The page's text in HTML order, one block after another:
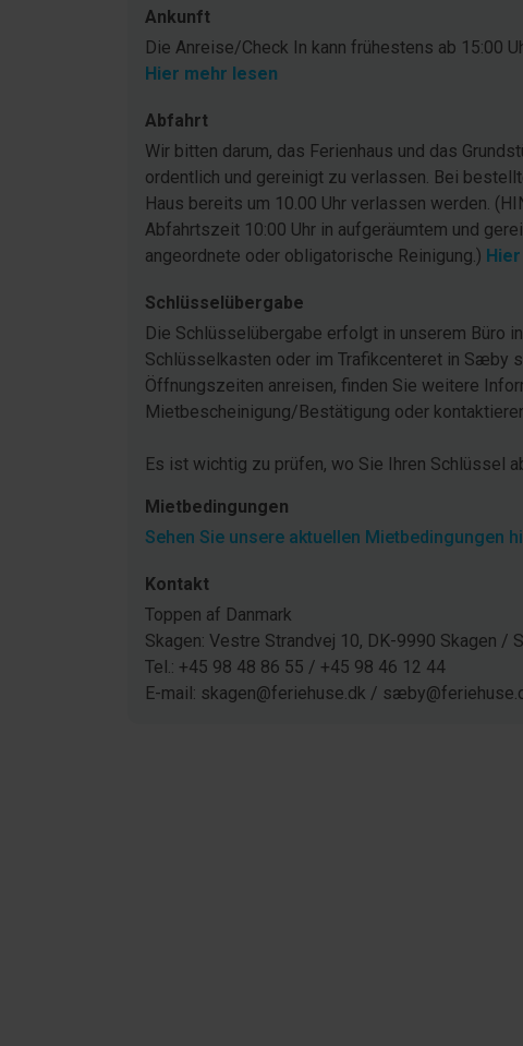
Ankunft
Die Anreise/Check In kann frühestens ab 15:00
Hier mehr lesen
Abfahrt
Wir bitten darum, das Ferienhaus und das
ordentlich und gereinigt zu verlassen. Bei
Haus bereits um 10.00 Uhr verlassen werden.
Abfahrtszeit 10:00 Uhr in aufgeräumtem und
angeordnete oder obligatorische Reinigung.)
Schlüsselübergabe
Die Schlüsselübergabe erfolgt in unserem Büro
Schlüsselkasten oder im Trafikcenteret in Sæby
Öffnungszeiten anreisen, finden Sie weitere
Mietbescheinigung/Bestätigung oder
Es ist wichtig zu prüfen, wo Sie Ihren Schlüssel
Mietbedingungen
Sehen Sie unsere aktuellen Mietbedingungen
Kontakt
Toppen af Danmark
Skagen: Vestre Strandvej 10, DK-9990 Skagen
Tel.: +45 98 48 86 55 / +45 98 46 12 44
E-mail: skagen@feriehuse.dk /